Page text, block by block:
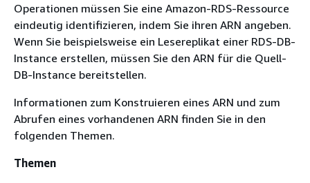
Operationen müssen Sie eine Amazon-RDS-Ressource
eindeutig identifizieren, indem Sie ihren ARN angeben.
Wenn Sie beispielsweise ein Lesereplikat einer RDS-DB-
Instance erstellen, müssen Sie den ARN für die Quell-
DB-Instance bereitstellen.
Informationen zum Konstruieren eines ARN und zum
Abrufen eines vorhandenen ARN finden Sie in den
folgenden Themen.
Themen